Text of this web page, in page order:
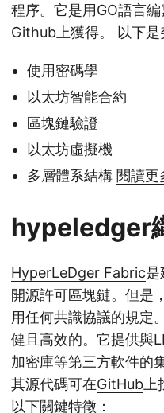
程序。它是用GO語言
Github 上獲得。 以下是
使用密碼學
以太坊智能合約
區塊鏈驗證
以太坊虛擬機
多層體系結構 閱讀更
hypeledger
HyperLeDger Fabric是
開源許可區塊鏈。但是
用任何共識協議的規定
健且高效的。它提供與
加密庫等第三方軟件的
其源代碼可在GitHub
以下關鍵特徵：